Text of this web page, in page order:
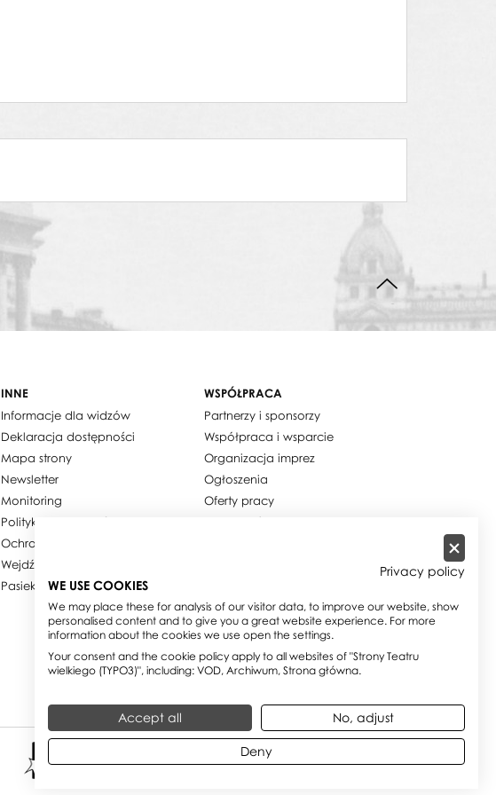
INNE
Informacje dla widzów
Deklaracja dostępności
Mapa strony
Newsletter
Monitoring
Polityka prywatności / Cookies
Ochrona danych osobowych
Wejdź w obiektyw
Pasieka w Teatrze
WSPÓŁPRACA
Partnerzy i sponsorzy
Współpraca i wsparcie
Organizacja imprez
Ogłoszenia
Oferty pracy
Dla mediów
Biuletyn Informacji Publicznej
Privacy policy
WE USE COOKIES
We may place these for analysis of our visitor data, to improve our website, show
personalised content and to give you a great website experience. For more
information about the cookies we use open the settings.
Your consent and the cookie policy apply to all websites of "Strony Teatru
wielkiego (TYPO3)", including: VOD, Archiwum, Strona główna.
Accept all No, adjust
Deny